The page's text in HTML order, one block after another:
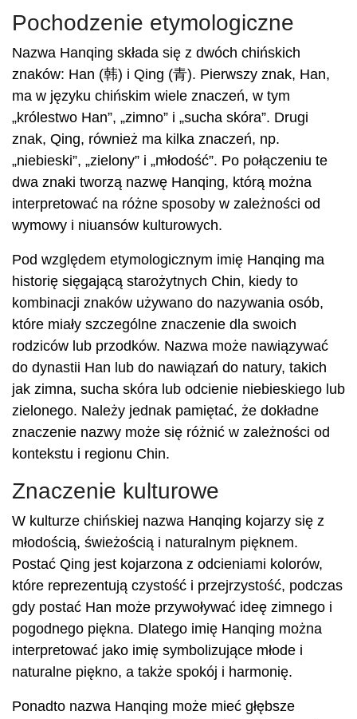
Pochodzenie etymologiczne
Nazwa Hanqing składa się z dwóch chińskich
znaków: Han (韩) i Qing (青). Pierwszy znak, Han,
ma w języku chińskim wiele znaczeń, w tym
„królestwo Han”, „zimno” i „sucha skóra”. Drugi
znak, Qing, również ma kilka znaczeń, np.
„niebieski”, „zielony” i „młodość”. Po połączeniu te
dwa znaki tworzą nazwę Hanqing, którą można
interpretować na różne sposoby w zależności od
wymowy i niuansów kulturowych.
Pod względem etymologicznym imię Hanqing ma
historię sięgającą starożytnych Chin, kiedy to
kombinacji znaków używano do nazywania osób,
które miały szczególne znaczenie dla swoich
rodziców lub przodków. Nazwa może nawiązywać
do dynastii Han lub do nawiązań do natury, takich
jak zimna, sucha skóra lub odcienie niebieskiego lub
zielonego. Należy jednak pamiętać, że dokładne
znaczenie nazwy może się różnić w zależności od
kontekstu i regionu Chin.
Znaczenie kulturowe
W kulturze chińskiej nazwa Hanqing kojarzy się z
młodością, świeżością i naturalnym pięknem.
Postać Qing jest kojarzona z odcieniami kolorów,
które reprezentują czystość i przejrzystość, podczas
gdy postać Han może przywoływać ideę zimnego i
pogodnego piękna. Dlatego imię Hanqing można
interpretować jako imię symbolizujące młode i
naturalne piękno, a także spokój i harmonię.
Ponadto nazwa Hanqing może mieć głębsze